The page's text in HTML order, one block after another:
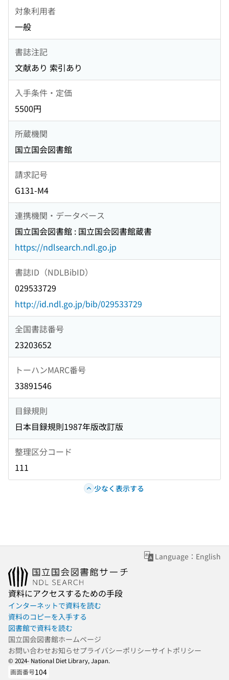
対象利用者
一般
書誌注記
文献あり 索引あり
入手条件・定価
5500円
所蔵機関
国立国会図書館
請求記号
G131-M4
連携機関・データベース
国立国会図書館 : 国立国会図書館蔵書
https://ndlsearch.ndl.go.jp
書誌ID（NDLBibID）
029533729
http://id.ndl.go.jp/bib/029533729
全国書誌番号
23203652
トーハンMARC番号
33891546
目録規則
日本目録規則1987年版改訂版
整理区分コード
111
少なく表示する
Language：English
資料にアクセスするための手段
インターネットで資料を読む
資料のコピーを入手する
図書館で資料を読む
国立国会図書館ホームページ
お問い合わせお知らせプライバシーポリシーサイトポリシー
© 2024- National Diet Library, Japan.
画面番号104